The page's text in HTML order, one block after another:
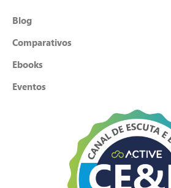
Blog
Comparativos
Ebooks
Eventos